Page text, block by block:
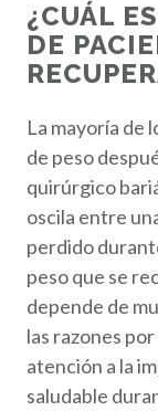
¿CUÁL
DE
La mayoría de
de peso
quirúrgico
oscila entre
perdido
peso que se
depende de
las razones
atención a la
saludable